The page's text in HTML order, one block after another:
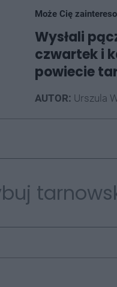
Może Cię
Wysłali
czwartek i
powiecie
AUTOR: Urszula